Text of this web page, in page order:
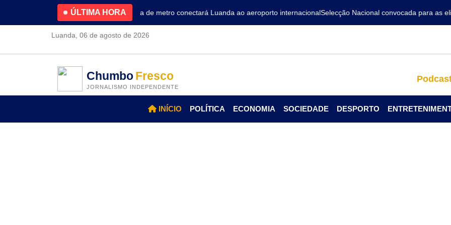
ÚLTIMA HORA
4.2% no primeiro trimestre Nova linha de metro conectará Luanda ao aeroporto internacionalSelecção Nacional convocada para as
Luanda, 06 de agosto de 2026
ChumboFresco
JORNALISMO INDEPENDENTE
INÍCIO POLÍTICA ECONOMIA SOCIEDADE DESPORTO